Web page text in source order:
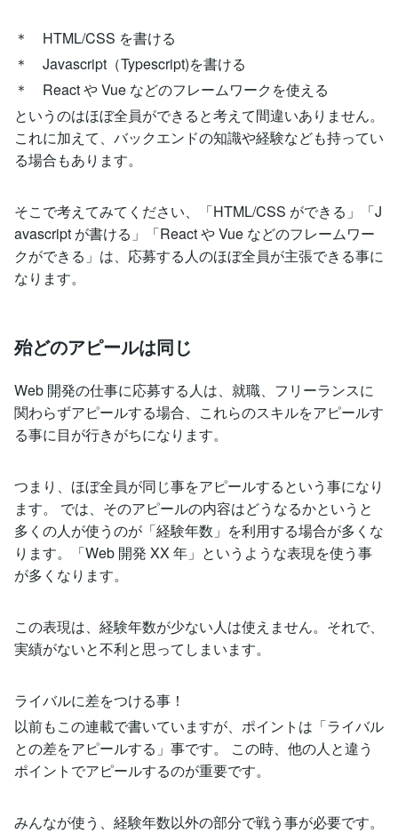
＊ HTML/CSS を書ける
＊ Javascript（Typescript)を書ける
＊ React や Vue などのフレームワークを使える
というのはほぼ全員ができると考えて間違いありません。
これに加えて、バックエンドの知識や経験なども持ってい
る場合もあります。
そこで考えてみてください、「HTML/CSS ができる」「J
avascript が書ける」「React や Vue などのフレームワー
クができる」は、応募する人のほぼ全員が主張できる事に
なります。
殆どのアピールは同じ
Web 開発の仕事に応募する人は、就職、フリーランスに
関わらずアピールする場合、これらのスキルをアピールす
る事に目が行きがちになります。
つまり、ほぼ全員が同じ事をアピールするという事になり
ます。 では、そのアピールの内容はどうなるかというと
多くの人が使うのが「経験年数」を利用する場合が多くな
ります。「Web 開発 XX 年」というような表現を使う事
が多くなります。
この表現は、経験年数が少ない人は使えません。それで、
実績がないと不利と思ってしまいます。
ライバルに差をつける事！
以前もこの連載で書いていますが、ポイントは「ライバル
との差をアピールする」事です。 この時、他の人と違う
ポイントでアピールするのが重要です。
みんなが使う、経験年数以外の部分で戦う事が必要です。